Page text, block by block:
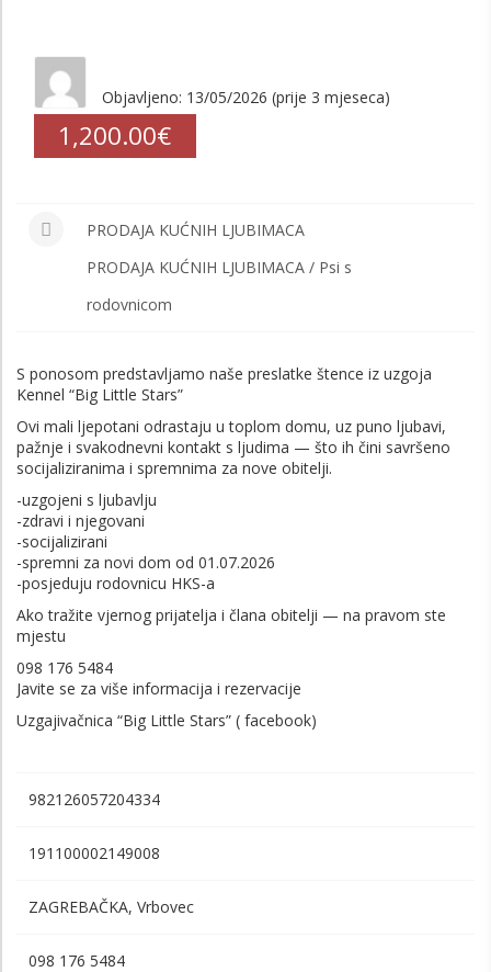
Objavljeno: 13/05/2026 (prije 3 mjeseca)
1,200.00€
PRODAJA KUĆNIH LJUBIMACA
PRODAJA KUĆNIH LJUBIMACA / Psi s
rodovnicom
S ponosom predstavljamo naše preslatke štence iz uzgoja
Kennel “Big Little Stars”
Ovi mali ljepotani odrastaju u toplom domu, uz puno ljubavi,
pažnje i svakodnevni kontakt s ljudima — što ih čini savršeno
socijaliziranima i spremnima za nove obitelji.
-uzgojeni s ljubavlju
-zdravi i njegovani
-socijalizirani
-spremni za novi dom od 01.07.2026
-posjeduju rodovnicu HKS-a
Ako tražite vjernog prijatelja i člana obitelji — na pravom ste
mjestu
098 176 5484
Javite se za više informacija i rezervacije
Uzgajivačnica “Big Little Stars” ( facebook)
982126057204334
191100002149008
ZAGREBAČKA, Vrbovec
098 176 5484